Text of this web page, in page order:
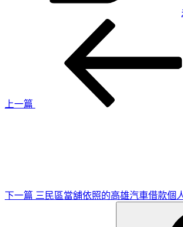
上一篇
下一篇 三民區當舖依照的高雄汽車借款個